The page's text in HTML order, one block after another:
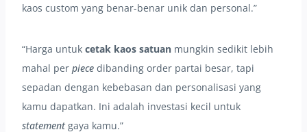
kaos custom yang benar-benar unik dan personal.”
“Harga untuk cetak kaos satuan mungkin sedikit lebih
mahal per piece dibanding order partai besar, tapi
sepadan dengan kebebasan dan personalisasi yang
kamu dapatkan. Ini adalah investasi kecil untuk
statementgaya kamu.”